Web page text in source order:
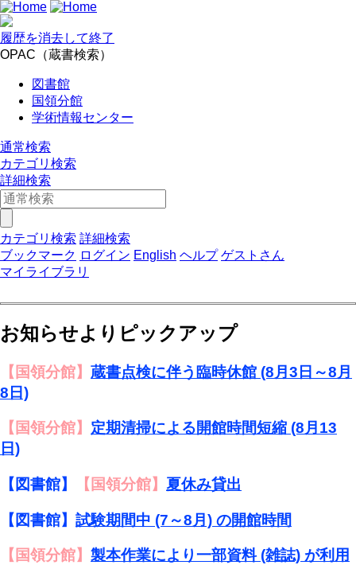
履歴を消去して終了
OPAC（蔵書検索）
図書館
国領分館
学術情報センター
通常検索
カテゴリ検索
詳細検索
カテゴリ検索 詳細検索
ブックマーク ログイン English ヘルプ ゲストさん
マイライブラリ
お知らせよりピックアップ
【国領分館】 蔵書点検に伴う臨時休館 (8月3日～8月
8日)
【国領分館】 定期清掃による開館時間短縮 (8月13
日)
【図書館】 【国領分館】 夏休み貸出
【図書館】 試験期間中 (7～8月) の開館時間
【国領分館】 製本作業により一部資料 (雑誌) が利用